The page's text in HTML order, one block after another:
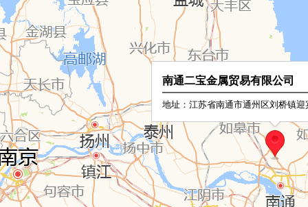
南通二宝金属贸易有限公司
地址：江苏省南通市通州区刘桥镇迎